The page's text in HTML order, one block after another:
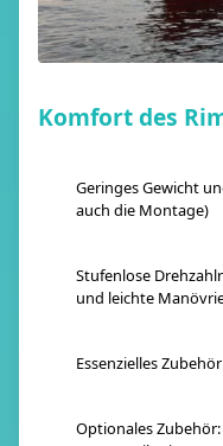
Komfort des
Geringes Gewicht
auch die Montage)
Stufenlose
und leichte
Essenzielles
Optionales